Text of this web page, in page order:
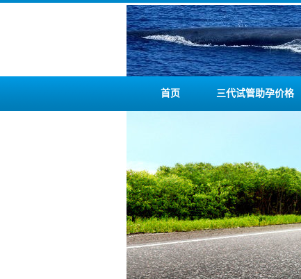
首页 三代试管助孕价格